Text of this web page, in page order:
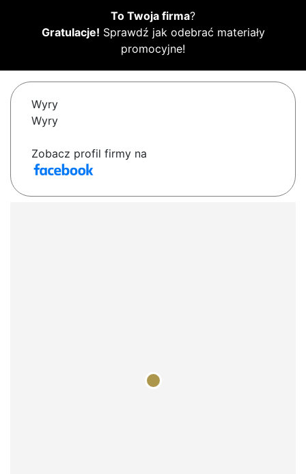
To Twoja firma?
Gratulacje! Sprawdź jak odebrać materiały
promocyjne!
Wyry
Wyry
Zobacz profil firmy na